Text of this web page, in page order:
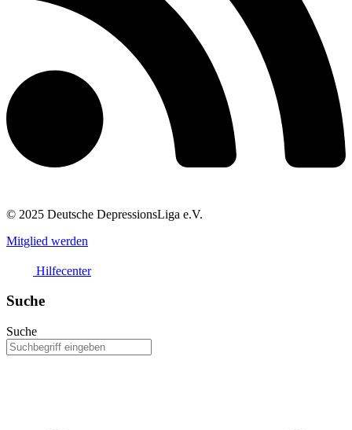
© 2025 Deutsche DepressionsLiga e.V.
Mitglied werden
Hilfecenter
Suche
Suche